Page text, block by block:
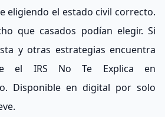
eligiendo el estado civil correcto.
que casados podían elegir. Si
y otras estrategias encuentra
el IRS No Te Explica en
Disponible en digital por solo